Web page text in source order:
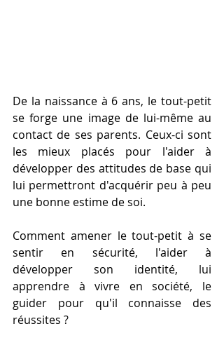
De la naissance à 6 ans, le tout-petit
se forge une image de lui-même au
contact de ses parents. Ceux-ci sont
les mieux placés pour l'aider à
développer des attitudes de base qui
lui permettront d'acquérir peu à peu
une bonne estime de soi.
Comment amener le tout-petit à se
sentir en sécurité, l'aider à
développer son identité, lui
apprendre à vivre en société, le
guider pour qu'il connaisse des
réussites ?